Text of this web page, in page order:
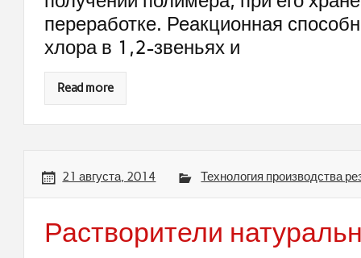
переработке. Реакционная
хлора в 1,2-звеньях и
Read more
21 августа, 2014 Технология производства
Растворители